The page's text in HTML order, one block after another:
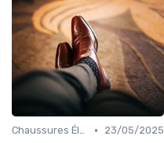
Chaussures Élégantes et de Cérémonie •
23/05/2025